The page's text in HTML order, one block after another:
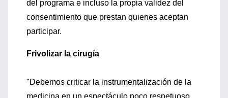
del programa e incluso la propia validez del
consentimiento que prestan quienes aceptan
participar.
Frivolizar la cirugía
"Debemos criticar la instrumentalización de la
medicina en un espectáculo poco respetuoso